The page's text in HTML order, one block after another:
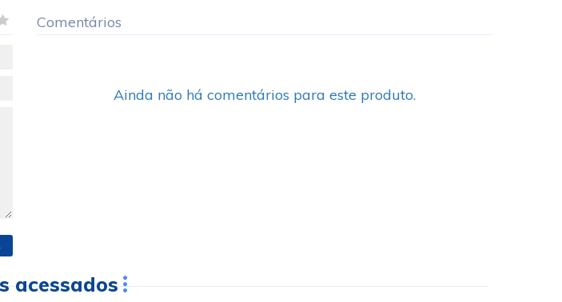
Comentários
Ainda não há comentários para este produto.
acessados